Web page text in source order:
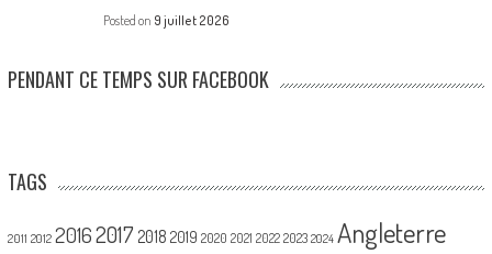
Posted on 9 juillet 2026
PENDANT CE TEMPS SUR FACEBOOK
TAGS
2011 2012 20162017 2018 2019 2020 2021 2022 2023 2024 Angleterre